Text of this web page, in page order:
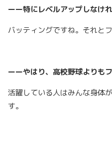
ーー特にレベルアップしなけ
バッティングですね。それと
ーーやはり、高校野球よりも
活躍している人はみんな身体
す。